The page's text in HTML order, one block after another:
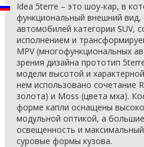
Idea 5terre – это шоу-кар, в
функциональный внешний вид,
автомобилей категории SUV,
исполнением и
MPV (многофункциональных
зрения дизайна прототип
модели высотой и
нем использовано сочетание
золота) и Moss (цвета мха).
форме капли оснащены
модульной оптикой, а
освещенность и
суровые формы кузова.